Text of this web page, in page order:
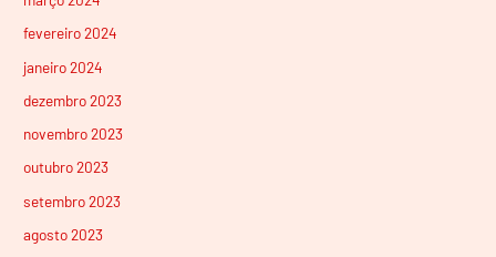
fevereiro 2024
janeiro 2024
dezembro 2023
novembro 2023
outubro 2023
setembro 2023
agosto 2023